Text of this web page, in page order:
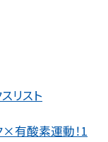
リスト
有酸素運動！1